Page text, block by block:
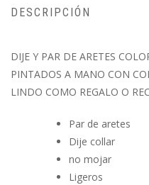
DESCRIPCIÓN
DIJE Y PAR DE ARETES
PINTADOS A MANO CON
LINDO COMO REGALO O
Par de aretes
Dije collar
no mojar
Ligeros